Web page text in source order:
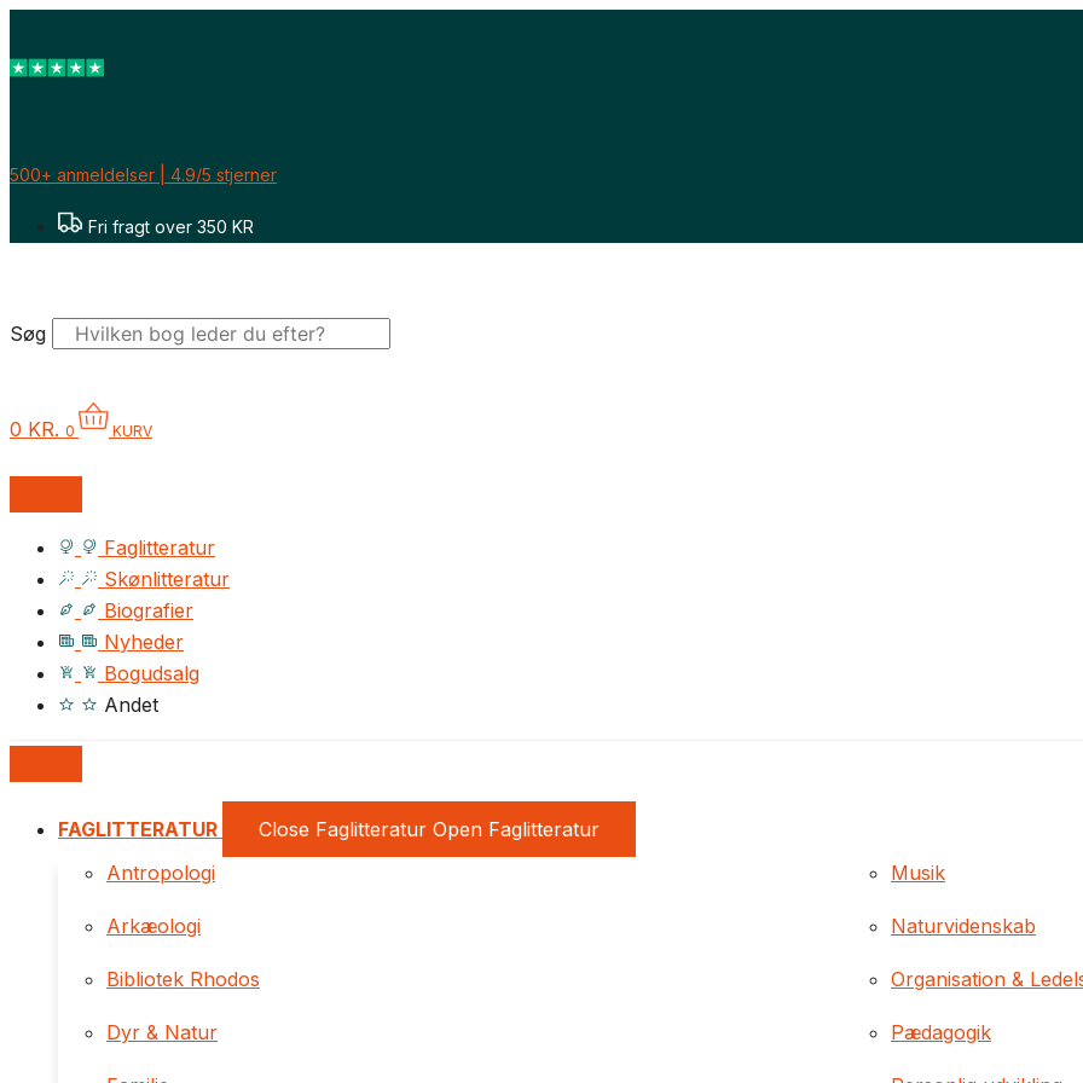
Gå
indholdet
500+ anmeldelser | 4.9/5 stjerner
Fri fragt over 350 KR
Søg
0 KR. 0 KURV
Faglitteratur
Skønlitteratur
Biografier
Nyheder
Bogudsalg
Andet
FAGLITTERATUR Close Faglitteratur Open Faglitteratur
Antropologi
Arkæologi
Bibliotek Rhodos
Dyr & Natur
Musik
Naturvidenskab
Organisation &
Pædagogik